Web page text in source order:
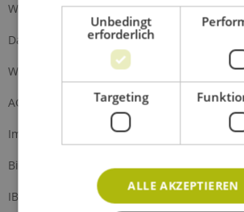
Widerrufsrecht
Datenschutz
Widerrufsformular
AGB
Impressum
Bierfarben-Rechner
IBU-Rechner
Unbedingt
erforderlich
Targeting
ALLE AKZEPTIEREN